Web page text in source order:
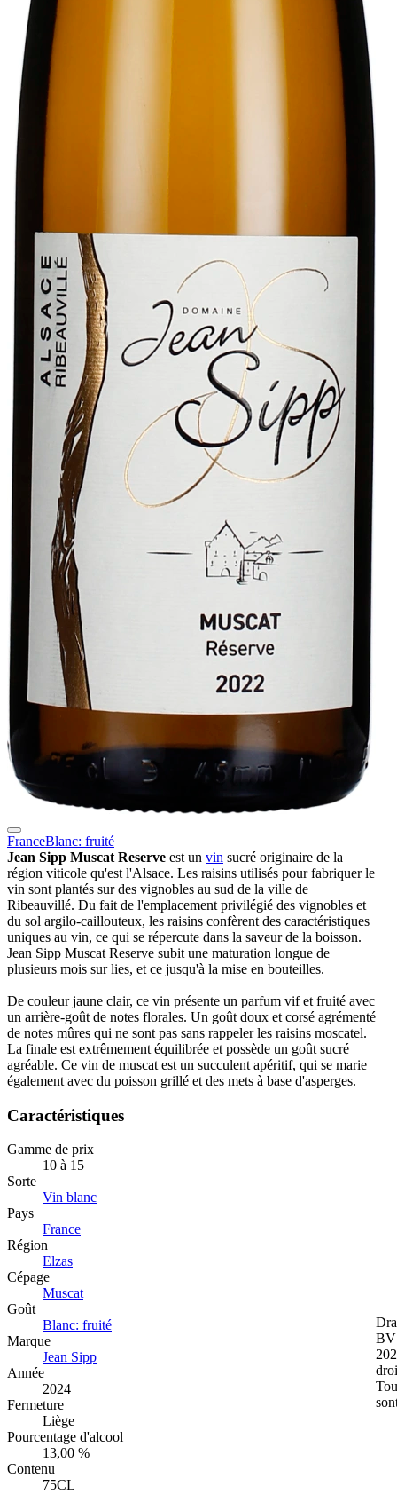
FranceBlanc: fruité
Jean Sipp Muscat Reserve est un vin sucré originaire de la
région viticole qu'est l'Alsace. Les raisins utilisés pour fabriquer le
vin sont plantés sur des vignobles au sud de la ville de
Ribeauvillé. Du fait de l'emplacement privilégié des vignobles et
du sol argilo-caillouteux, les raisins confèrent des caractéristiques
uniques au vin, ce qui se répercute dans la saveur de la boisson.
Jean Sipp Muscat Reserve subit une maturation longue de
plusieurs mois sur lies, et ce jusqu'à la mise en bouteilles.
De couleur jaune clair, ce vin présente un parfum vif et fruité avec
un arrière-goût de notes florales. Un goût doux et corsé agrémenté
de notes mûres qui ne sont pas sans rappeler les raisins moscatel.
La finale est extrêmement équilibrée et possède un goût sucré
agréable. Ce vin de muscat est un succulent apéritif, qui se marie
également avec du poisson grillé et des mets à base d'asperges.
Caractéristiques
Gamme de prix
10 à 15
Sorte
Vin blanc
Pays
France
Région
Elzas
Cépage
Muscat
Goût
Blanc: fruité
Marque
Jean Sipp
Année
2024
Fermeture
Liège
Pourcentage d'alcool
13,00 %
Contenu
75CL
BV